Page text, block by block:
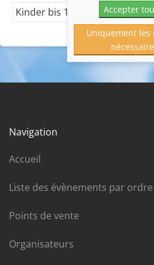
Kinder bis 16 Jahre 15.00
Navigation
Accueil
Liste des évènements par
Points de vente
Organisateurs
Accepter
Uniquement les